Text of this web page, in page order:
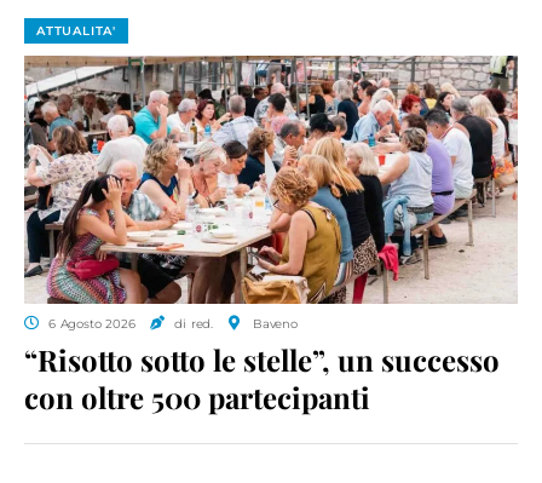
ATTUALITA'
6 Agosto 2026 di red. Baveno
“Risotto sotto le stelle”, un successo
con oltre 500 partecipanti